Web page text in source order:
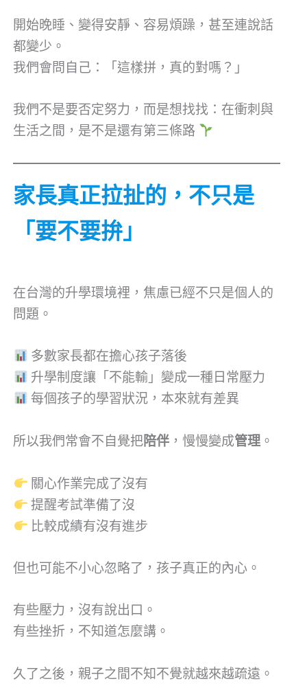
開始晚睡、變得安靜、容易煩躁，甚至連說話
都變少。
我們會問自己：「這樣拼，真的對嗎？」
我們不是要否定努力，而是想找找：在衝刺與
生活之間，是不是還有第三條路
家長真正拉扯的，不只是
「要不要拚」
在台灣的升學環境裡，焦慮已經不只是個人的
問題。
多數家長都在擔心孩子落後
升學制度讓「不能輸」變成一種日常壓力
每個孩子的學習狀況，本來就有差異
所以我們常會不自覺把陪伴 ，慢慢變成管理 。
關心作業完成了沒有
提醒考試準備了沒
比較成績有沒有進步
但也可能不小心忽略了，孩子真正的內心。
有些壓力，沒有說出口。
有些挫折，不知道怎麼講。
久了之後，親子之間不知不覺就越來越疏遠。